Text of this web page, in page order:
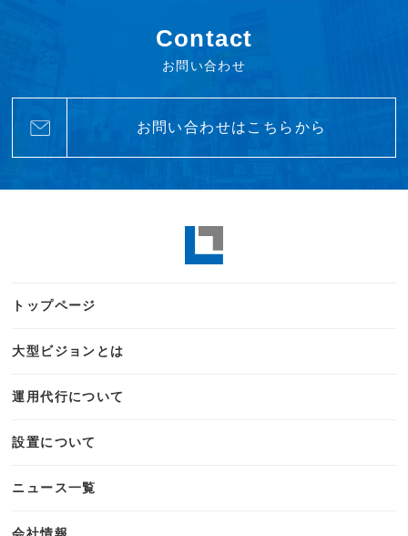
Contact
お問い合わせ
お問い合わせはこちらから
トップページ
大型ビジョンとは
運用代行について
設置について
ニュース一覧